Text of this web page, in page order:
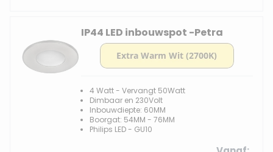
IP44 LED inbouwspot -Petra
4 Watt - Vervangt 50Watt
Dimbaar en 230Volt
Inbouwdiepte: 60MM
Boorgat: 54MM - 76MM
Philips LED - GU10